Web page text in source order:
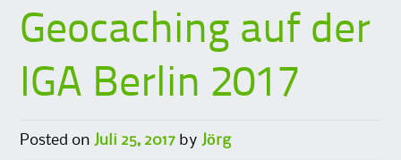
Geocaching auf der
IGA Berlin 2017
Posted on Juli 25, 2017 by Jörg